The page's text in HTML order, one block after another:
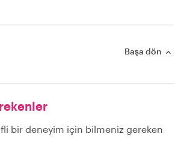
Başa dön
bir deneyim için bilmeniz gereken